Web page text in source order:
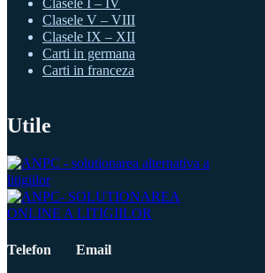
Clasele I – IV
Clasele V – VIII
Clasele IX – XII
Carti in germana
Carti in franceza
Utile
Telefon Email